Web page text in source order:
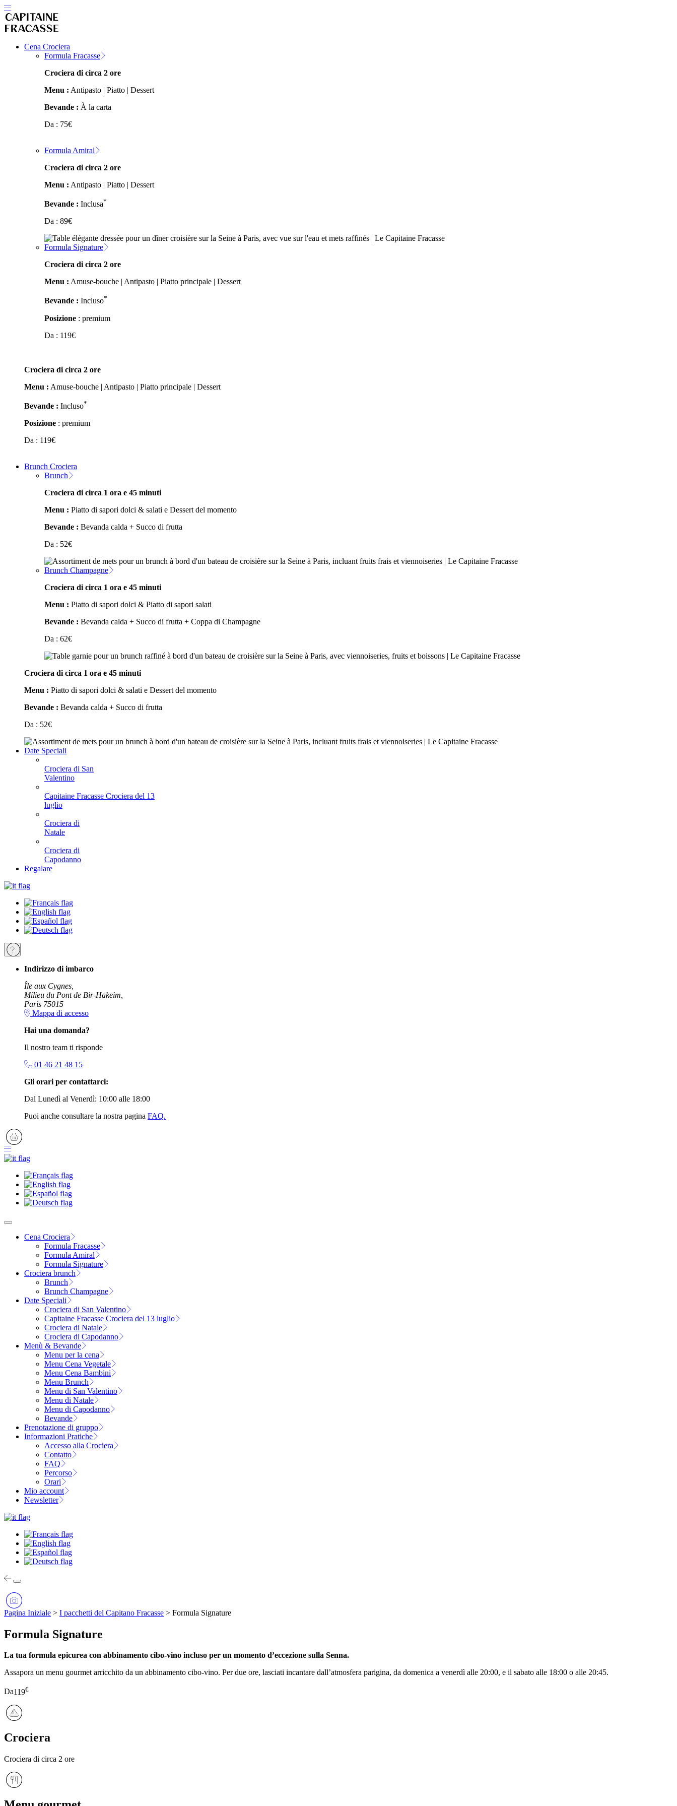
Cena Crociera
Formula Fracasse
Crociera di circa 2 ore
Menu : Antipasto | Piatto | Dessert
Bevande : À la carta
Da : 75€
Formula Amiral
Crociera di circa 2 ore
Menu : Antipasto | Piatto | Dessert
Bevande : Inclusa*
Da : 89€
Formula Signature
Crociera di circa 2 ore
Menu : Amuse-bouche | Antipasto | Piatto principale | Dessert
Bevande : Incluso*
Posizione : premium
Da : 119€
Crociera di circa 2 ore
Menu : Amuse-bouche | Antipasto | Piatto principale | Dessert
Bevande : Incluso*
Posizione : premium
Da : 119€
Brunch Crociera
Brunch
Crociera di circa 1 ora e 45 minuti
Menu : Piatto di sapori dolci & salati e Dessert del momento
Bevande : Bevanda calda + Succo di frutta
Da : 52€
Brunch Champagne
Crociera di circa 1 ora e 45 minuti
Menu : Piatto di sapori dolci & Piatto di sapori salati
Bevande : Bevanda calda + Succo di frutta + Coppa di Champagne
Da : 62€
Crociera di circa 1 ora e 45 minuti
Menu : Piatto di sapori dolci & salati e Dessert del momento
Bevande : Bevanda calda + Succo di frutta
Da : 52€
Date Speciali
Crociera di San
Valentino
Capitaine Fracasse Crociera del 13
luglio
Crociera di
Natale
Crociera di
Capodanno
Regalare
Indirizzo di imbarco
Île aux Cygnes,
Milieu du Pont de Bir-Hakeim,
Paris 75015
Mappa di accesso
Hai una domanda?
Il nostro team ti risponde
01 46 21 48 15
Gli orari per contattarci:
Dal Lunedì al Venerdì: 10:00 alle 18:00
Puoi anche consultare la nostra pagina FAQ.
Cena Crociera
Formula Fracasse
Formula Amiral
Formula Signature
Crociera brunch
Brunch
Brunch Champagne
Date Speciali
Crociera di San Valentino
Capitaine Fracasse Crociera del 13 luglio
Crociera di Natale
Crociera di Capodanno
Menù & Bevande
Menu per la cena
Menu Cena Vegetale
Menu Cena Bambini
Menu Brunch
Menu di San Valentino
Menu di Natale
Menu di Capodanno
Bevande
Prenotazione di gruppo
Informazioni Pratiche
Accesso alla Crociera
Contatto
FAQ
Percorso
Orari
Mio account
Newsletter
Pagina Iniziale > I pacchetti del Capitano Fracasse > Formula Signature
Formula Signature
La tua formula epicurea con abbinamento cibo-vino incluso per un momento d’eccezione sulla Senna.
Assapora un menu gourmet arricchito da un abbinamento cibo-vino. Per due ore, lasciati incantare dall’atmosfera parigina, da domenica a venerdì alle 20:00, e il sabato alle 18:00 o alle 20:45.
Da119€
Crociera
Crociera di circa 2 ore